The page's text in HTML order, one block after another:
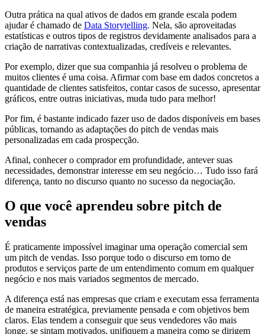
Outra prática na qual ativos de dados em grande escala podem
ajudar é chamado de Data Storytelling. Nela, são aproveitadas
estatísticas e outros tipos de registros devidamente analisados para a
criação de narrativas contextualizadas, credíveis e relevantes.
Por exemplo, dizer que sua companhia já resolveu o problema de
muitos clientes é uma coisa. Afirmar com base em dados concretos a
quantidade de clientes satisfeitos, contar casos de sucesso, apresentar
gráficos, entre outras iniciativas, muda tudo para melhor!
Por fim, é bastante indicado fazer uso de dados disponíveis em bases
públicas, tornando as adaptações do pitch de vendas mais
personalizadas em cada prospecção.
Afinal, conhecer o comprador em profundidade, antever suas
necessidades, demonstrar interesse em seu negócio… Tudo isso fará
diferença, tanto no discurso quanto no sucesso da negociação.
O que você aprendeu sobre pitch de
vendas
É praticamente impossível imaginar uma operação comercial sem
um pitch de vendas. Isso porque todo o discurso em torno de
produtos e serviços parte de um entendimento comum em qualquer
negócio e nos mais variados segmentos de mercado.
A diferença está nas empresas que criam e executam essa ferramenta
de maneira estratégica, previamente pensada e com objetivos bem
claros. Elas tendem a conseguir que seus vendedores vão mais
longe, se sintam motivados, unifiquem a maneira como se dirigem